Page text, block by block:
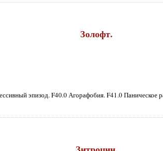
Золофт.
эпизод. F40.0 Агорафобия. F41.0 Паническое